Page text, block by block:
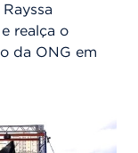
realça o
da ONG em